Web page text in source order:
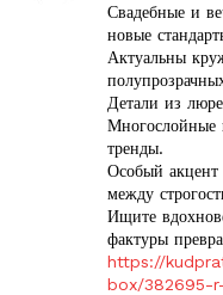
Свадебные и
новые
Актуальны
Детали из
Многослойные
тренды.
Особый акцент
между
Ищите
фактуры
https://
box/382695-